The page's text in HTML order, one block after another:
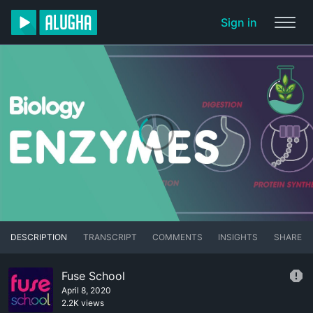
Sign in
DESCRIPTION TRANSCRIPT COMMENTS INSIGHTS SHARE
Fuse School
April 8, 2020
2.2K views